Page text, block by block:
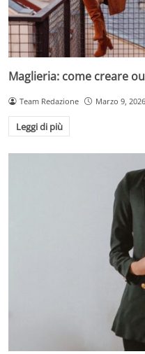
Maglieria: come creare
Team Redazione Marzo 9, 2026
Leggi di più